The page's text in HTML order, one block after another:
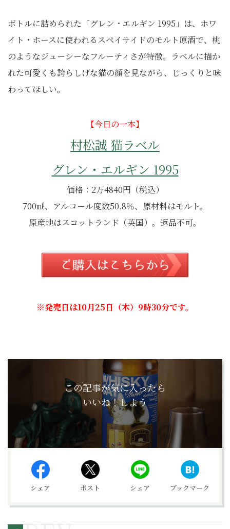
ボトルに詰められた「グレン・エルギン 1995」は、ホワ
イト・ホースに使われるスペイサイドのモルト原酒で、桃
のようなジューシーなフルーティさが特徴。ラベルに描か
れた可愛くも誇らしげな猫の顔を見ながら、じっくりと味
わってほしい。
【今日の一本】
村松誠 猫ラベル
グレン・エルギン 1995
価格：2万4840円（税込）
700㎖、アルコール度数50.8％、原材料はモルト。
原産地はスコットランド（英国）。返品不可。
※発売日は10月25日（木） 9時30分です。
この記事が気に入ったら
いいね！しよう
シェア ポスト シェア ブックマーク